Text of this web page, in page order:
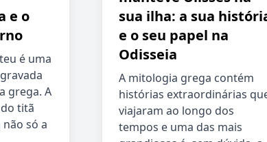
e o
é uma
grega. A
titã
só a
sua ilha: a sua
e o seu papel na
Odisseia
A mitologia grega contém
histórias extraordinárias
viajaram ao longo dos
tempos e uma das mais